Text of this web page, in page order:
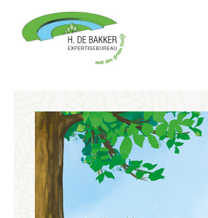
de
Bakker
Expertisebureau
H.
de
Bakker
Expertisebureau